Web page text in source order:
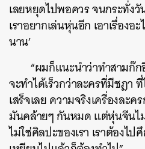
เลยหยุดไปพอควร จนกระทั่ง
เราอยากเล่นหุ่นอีก เอาเรื่อง
นาน’
“ผมก็แนะนำว่าทำสามก๊
จะทำได้เร็วกว่าละครที่มีชฎา
เสร็จเลย ความจริงเครื่องละ
มันคล้ายๆ กันหมด แต่หุ่นจีนไ
ไม่ใช่ศิลปะของเรา เราต้องไ